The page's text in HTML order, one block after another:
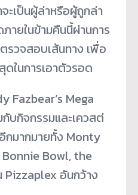
ะเป็นผู้ล่าหรือผู้ถูกล่า
ายในข้ามคืนนี้ผ่านการ
รวจสอบเส้นทาง เพื่อ
ดในการเอาตัวรอด
Fazbear’s Mega
บกิจกรรมและเควสต่
กมากมายทั้ง Monty
Bonnie Bowl, the
Pizzaplex อันกว้าง